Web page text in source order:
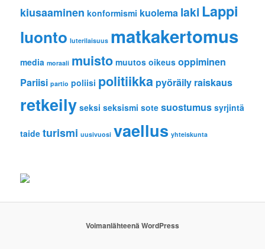
kiusaaminen konformismi kuolema laki Lappi
luonto luterilaisuus matkakertomus
media moraali muisto muutos oikeus oppiminen
Pariisi partio poliisi politiikka pyöräily raiskaus
retkeily seksi seksismi sote suostumus syrjintä
taide turismi uusivuosi vaellus yhteiskunta
Voimanlähteenä WordPress